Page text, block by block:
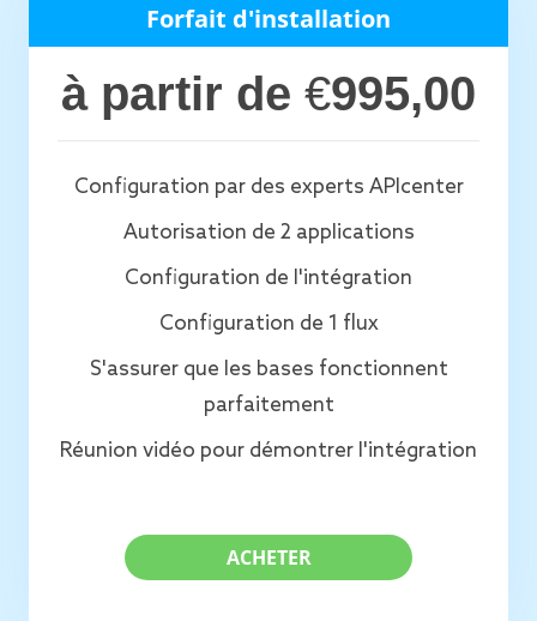
Forfait d'installation
à partir de €995,00
Configuration par des experts APIcenter
Autorisation de 2 applications
Configuration de l'intégration
Configuration de 1 flux
S'assurer que les bases fonctionnent
parfaitement
Réunion vidéo pour démontrer l'intégration
ACHETER